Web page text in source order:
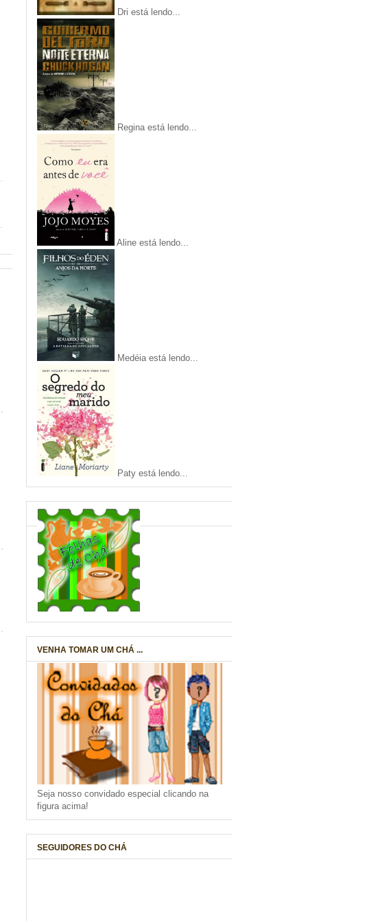
Dri está lendo...
Regina está lendo...
Aline está lendo...
Medéia está lendo...
Paty está lendo...
VENHA TOMAR UM CHÁ ...
Seja nosso convidado especial clicando na
figura acima!
SEGUIDORES DO CHÁ